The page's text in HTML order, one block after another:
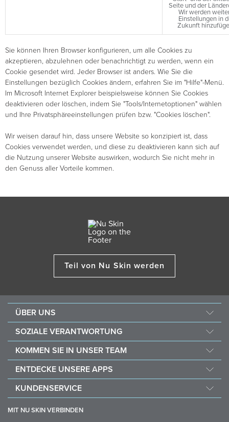
Seite und der
Wir werden
Einstellungen in
Zukunft
Sie können Ihren Browser konfigurieren, um alle Cookies zu
akzeptieren, abzulehnen oder benachrichtigt zu werden, wenn ein
Cookie gesendet wird. Jeder Browser ist anders. Wie Sie die
Einstellungen bezüglich Cookies ändern, erfahren Sie im "Hilfe"-Menü.
Im Microsoft Internet Explorer beispielsweise können Sie Cookies
deaktivieren oder löschen, indem Sie "Tools/Internetoptionen" wählen
und Ihre Privatsphäreeinstellungen prüfen bzw. "Cookies löschen".
Wir weisen darauf hin, dass unsere Website so konzipiert ist, dass
Cookies verwendet werden, und diese zu deaktivieren kann sich auf
die Nutzung unserer Website auswirken, wodurch Sie nicht mehr in
den Genuss aller Vorteile kommen.
Teil von Nu Skin werden
ÜBER UNS
Jobs & Karriere
SOZIALE VERANTWORTUNG
Force for Good
Kaufe und spende mit Vitameal
KOMMEN SIE IN UNSER TEAM
Finanzielle Vergütung
Richtlinien
ENTDECKE UNSERE APPS
Stela
KUNDENSERVICE
MIT NU SKIN VERBINDEN